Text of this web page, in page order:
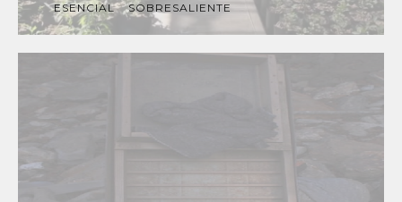
ESENCIAL SOBRESALIENTE